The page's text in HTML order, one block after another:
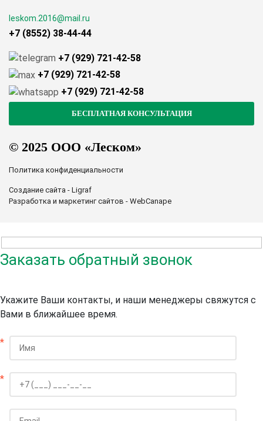
© 2025 ООО «Леском»
Политика конфиденциальности
Создание сайта - Ligraf
Разработка и маркетинг сайтов - WebCanape
leskom.2016@mail.ru
+7 (8552) 38-44-44
+7 (929) 721-42-58
+7 (929) 721-42-58
+7 (929) 721-42-58
Заказать обратный звонок
Укажите Ваши контакты, и наши менеджеры свяжутся с
Вами в ближайшее время.
*
*